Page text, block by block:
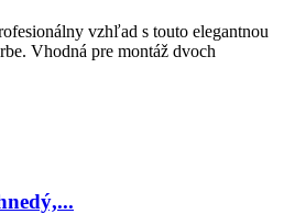
vzhľad s touto elegantnou
Vhodná pre montáž dvoch